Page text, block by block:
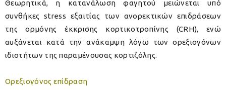
Θεωρητικά, η κατανάλωση φαγητού μειώνεται υπό
συνθήκες stress εξαιτίας των ανορεκτικών επιδράσεων
της ορμόνης έκκρισης κορτικοτροπίνης (CRH), ενώ
αυξάνεται κατά την ανάκαμψη λόγω των ορεξιογόνων
ιδιοτήτων της παραμένουσας κορτιζόλης.
Ορεξιογόνος επίδραση